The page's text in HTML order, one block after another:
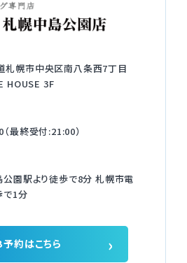
札幌市中央区南八条西7丁目
HOUSE 3F
最終受付:21:00）
園駅より徒歩で8分 札幌市電
で1分
約はこちら ›